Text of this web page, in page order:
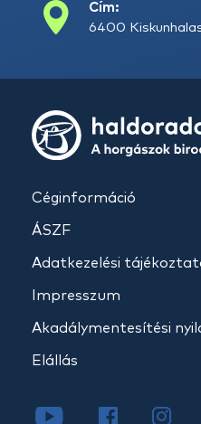
Cím:
6400
Céginformáció
ÁSZF
Adatkezelési
Impresszum
Akadálymentesítési
Elállás